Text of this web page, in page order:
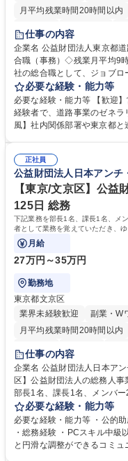
月平均残業時間20時間以内
研修あり
退職金あり
駅近5分以内
資格取得手
仕事の内容
企業名 公益財団法人東京都道路整備保全公社
合職（事務）◇残業月平均9時間未
社の総合職として、ジョブ
等のフロント部門の部署等幅
制度やキャリア支援が充実してお
管理部門：広報、人事、経
門：駐車場の新規開拓、管
道路施設や道路工事現場の
へ配属。※業務内容変更の範囲：会社の
ープ】総合職（事務）◇残
必要な経験・能力等
必要な経験・能力等 【歓迎
経験者で、道路事業のゼネ
風】社内関係部署や東京都
部門など多岐に渡る業務を経
事業の他、新宿駅西口広場内
イン」の管理運営を行うな
います。 学歴・資格 学歴：大学院 大学 高専 短大 専修学校 高校 語学力：
資格：
正社員
公益財団法人日本アンチ
【東京/文京区】公益
125日 総務
下記業務を部長1名、課長1名、メ
者として業務を覚えていただき、
躍いただくことを期待しています。
月給
27万円～35万円
勤務地
東京都文京区
業界未経験歓迎
副業・W
月平均残業時間20時間以内
賞与あり
育休あり
食事補助あり
仕事の内容
企業名 公益財団法人日本アンチ・ドーピ
区】公益財団法人の総務人事業務／年間休
部長1名、課長1名、メンバ
当者として業務を覚えていた
ジションとして活躍いただくことを期
プの業務内容】 ・人事制度
怠管理 ・官公庁への各種提
必要な経験・能力等
必要な経験・能力等 ・公的
・総務経験 ・PCスキル中
と円滑な調整ができるコミュニケ